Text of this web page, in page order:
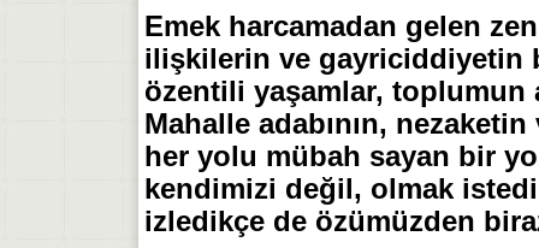
​Emek harcamadan gelen
ilişkilerin ve gayriciddiyetin
özentili yaşamlar, toplumun
Mahalle adabının,
her yolu mübah sayan bir
kendimizi değil, olmak
izledikçe de özümüzden